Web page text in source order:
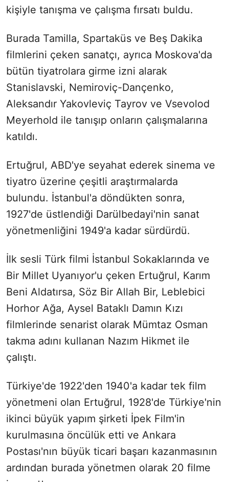
kişiyle tanışma ve çalışma fırsatı buldu.
Burada Tamilla, Spartaküs ve Beş Dakika
filmlerini çeken sanatçı, ayrıca Moskova'da
bütün tiyatrolara girme izni alarak
Stanislavski, Nemiroviç-Dançenko,
Aleksandır Yakovleviç Tayrov ve Vsevolod
Meyerhold ile tanışıp onların çalışmalarına
katıldı.
Ertuğrul, ABD'ye seyahat ederek sinema ve
tiyatro üzerine çeşitli araştırmalarda
bulundu. İstanbul'a döndükten sonra,
1927'de üstlendiği Darülbedayi'nin sanat
yönetmenliğini 1949'a kadar sürdürdü.
İlk sesli Türk filmi İstanbul Sokaklarında ve
Bir Millet Uyanıyor'u çeken Ertuğrul, Karım
Beni Aldatırsa, Söz Bir Allah Bir, Leblebici
Horhor Ağa, Aysel Bataklı Damın Kızı
filmlerinde senarist olarak Mümtaz Osman
takma adını kullanan Nazım Hikmet ile
çalıştı.
Türkiye'de 1922'den 1940'a kadar tek film
yönetmeni olan Ertuğrul, 1928'de Türkiye'nin
ikinci büyük yapım şirketi İpek Film'in
kurulmasına öncülük etti ve Ankara
Postası'nın büyük ticari başarı kazanmasının
ardından burada yönetmen olarak 20 filme